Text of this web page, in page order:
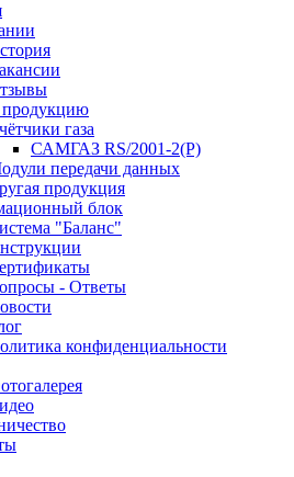
газа
САМГАЗ RS/2001-2(Р)
передачи данных
продукция
блок
"Баланс"
- Ответы
конфиденциальности